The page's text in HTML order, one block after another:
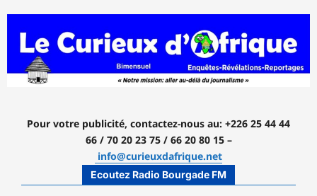
contenu
Pour votre publicité, contactez-nous au: +226 25 44 44
66 / 70 20 23 75 / 66 20 80 15 –
info@curieuxdafrique.net
Ecoutez Radio Bourgade FM